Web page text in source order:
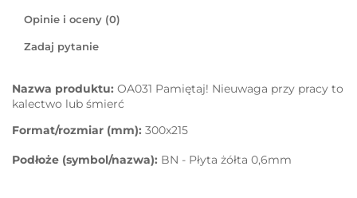
Opinie i oceny (0)
Zadaj pytanie
Nazwa produktu: OA031 Pamiętaj! Nieuwaga przy pracy to
kalectwo lub śmierć
Format/rozmiar (mm): 300x215
Podłoże (symbol/nazwa): BN - Płyta żółta 0,6mm